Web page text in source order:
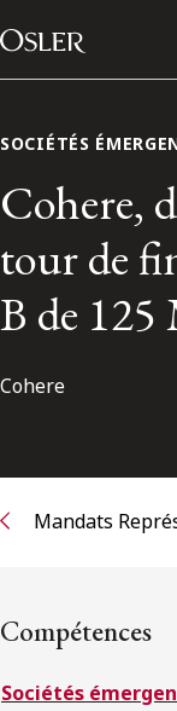
Passer au contenu
Main
S’abonner aux
S’abonner
SOCIÉTÉS
Cohere,
tour de
B de 125
Cohere
Mandats
Compétences
Sociétés